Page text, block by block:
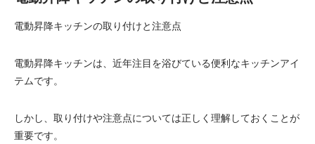
電動昇降キッチンの取り付けと注意点
電動昇降キッチンは、近年注目を浴びている便利なキッチンアイ
テムです。
しかし、取り付けや注意点については正しく理解しておくことが
重要です。